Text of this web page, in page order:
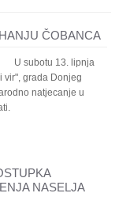
ČOBANCA
U subotu 13. lipnja
vir", grada Donjeg
natjecanje u
NASELJA